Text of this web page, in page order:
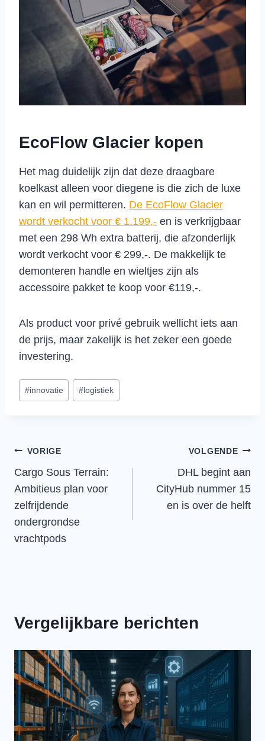
EcoFlow Glacier kopen
Het mag duidelijk zijn dat deze draagbare
koelkast alleen voor diegene is die zich de luxe
kan en wil permitteren. De EcoFlow Glacier
wordt verkocht voor € 1.199,- en is verkrijgbaar
met een 298 Wh extra batterij, die afzonderlijk
wordt verkocht voor € 299,-. De makkelijk te
demonteren handle en wieltjes zijn als
accessoire pakket te koop voor €119,-.
Als product voor privé gebruik wellicht iets aan
de prijs, maar zakelijk is het zeker een goede
investering.
Bericht
tags:
#innovatie #logistiek
Bericht
navigatie
VORIGE
Cargo Sous Terrain:
Ambitieus plan voor
zelfrijdende
ondergrondse
vrachtpods
VOLGENDE
DHL begint aan
CityHub nummer 15
en is over de helft
Vergelijkbare berichten